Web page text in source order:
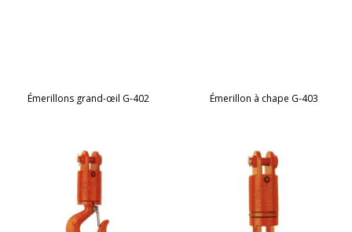
Émerillons grand-œil G-402 Émerillon à chape G-403